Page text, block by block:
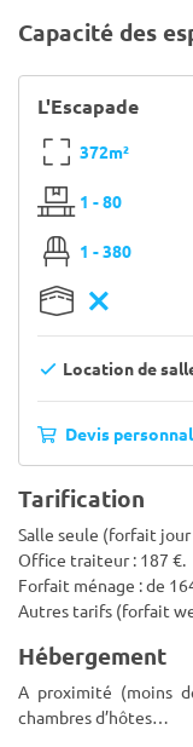
Capacité des
L'Escapade
372m²
1 - 80
1 - 380
Location de
Devis
Tarification
Salle seule (forfait jour
Office traiteur : 187 €.
Forfait ménage : de
Autres tarifs (forfait
Hébergement
A proximité (moins
chambres d’hôtes…